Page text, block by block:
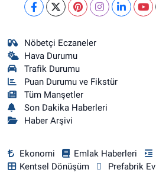
Nöbetçi Eczaneler
Hava Durumu
Trafik Durumu
Puan Durumu ve Fikstür
Tüm Manşetler
Son Dakika Haberleri
Haber Arşivi
Ekonomi Emlak Haberleri
Kentsel Dönüşüm
Prefabrik Ev